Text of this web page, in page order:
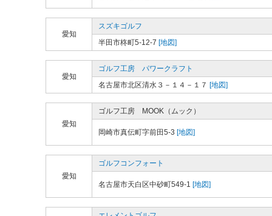
愛知
スズキゴルフ
半田市柊町5-12-7 [地図]
愛知
ゴルフ工房 パワークラフト
名古屋市北区清水３－１４－１７ [地図]
愛知
ゴルフ工房 MOOK（ムック）
岡崎市真伝町字前田5-3 [地図]
愛知
ゴルフコンフォート
名古屋市天白区中砂町549-1 [地図]